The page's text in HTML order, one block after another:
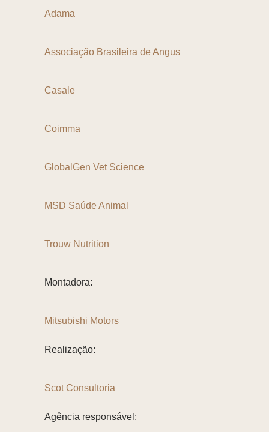
Adama
Associação Brasileira de Angus
Casale
Coimma
GlobalGen Vet Science
MSD Saúde Animal
Trouw Nutrition
Montadora:
Mitsubishi Motors
Realização:
Scot Consultoria
Agência responsável: